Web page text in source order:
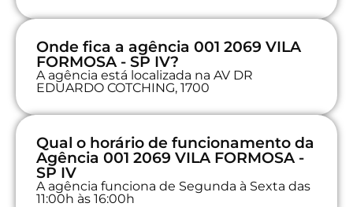
Onde fica a agência 001 2069 VILA
FORMOSA - SP IV?
A agência está localizada na AV DR
EDUARDO COTCHING, 1700
Qual o horário de funcionamento da
Agência 001 2069 VILA FORMOSA -
SP IV
A agência funciona de Segunda à Sexta das
11:00h às 16:00h